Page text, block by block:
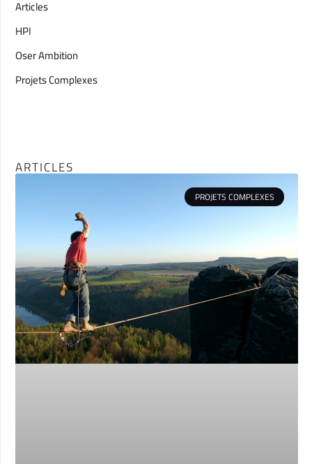
Articles
HPI
Oser Ambition
Projets Complexes
ARTICLES
PROJETS COMPLEXES